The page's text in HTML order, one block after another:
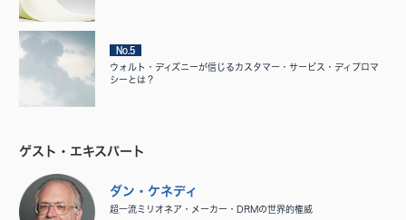
No.5
ウォルト・ディズニーが信じるカスタマー・サービス・ディプロマ
シーとは？
ゲスト・エキスパート
ダン・ケネディ
超一流ミリオネア・メーカー・DRMの世界的権威